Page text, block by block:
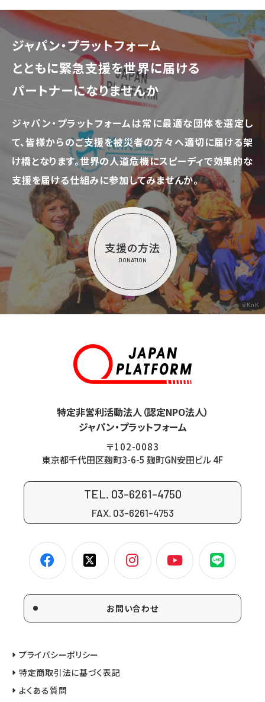
ジャパン・プラットフォーム
とともに緊急支援を世界に届ける
パートナーになりませんか
ジャパン・プラットフォームは常に最適な団体を選定し
て、皆様からのご支援を被災者の方々へ適切に届ける架
け橋となります。世界の人道危機にスピーディで効果的な
支援を届ける仕組みに参加してみませんか。
支援の方法
DONATION
©KnK
特定非営利活動法人（認定NPO法人）
ジャパン・プラットフォーム
〒102-0083
東京都千代田区麹町3-6-5 麹町GN安田ビル 4F
TEL. 03-6261-4750
FAX. 03-6261-4753
お問い合わせ
プライバシーポリシー
特定商取引法に基づく表記
よくある質問